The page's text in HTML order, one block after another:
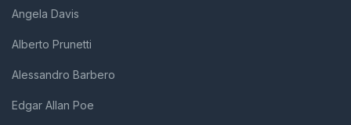
Angela Davis
Alberto Prunetti
Alessandro Barbero
Edgar Allan Poe